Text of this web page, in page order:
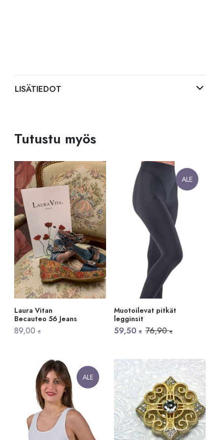
LISÄTIEDOT
Tutustu myös
Laura Vitan
Becauteo 56 Jeans
89,00€
ALE
Muotoilevat pitkät
legginsit
76,90€
Alkuperäinen
hinta
59,50 €
Nykyinen
hinta
ALE